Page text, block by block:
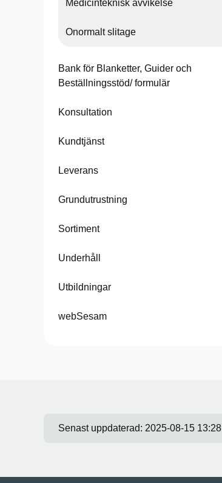
Medicinteknisk avvikelse
Onormalt slitage
Bank för Blanketter, Guider och
Beställningsstöd/ formulär
Konsultation
Kundtjänst
Leverans
Grundutrustning
Sortiment
Underhåll
Utbildningar
webSesam
Senast uppdaterad: 2025-08-15 13:28